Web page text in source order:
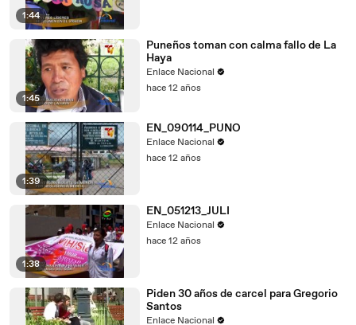
1:44
1:45
Puneños toman con calma fallo de La
Haya
Enlace Nacional
hace 12 años
1:39
EN_090114_PUNO
Enlace Nacional
hace 12 años
1:38
EN_051213_JULI
Enlace Nacional
hace 12 años
Piden 30 años de carcel para Gregorio
Santos
Enlace Nacional